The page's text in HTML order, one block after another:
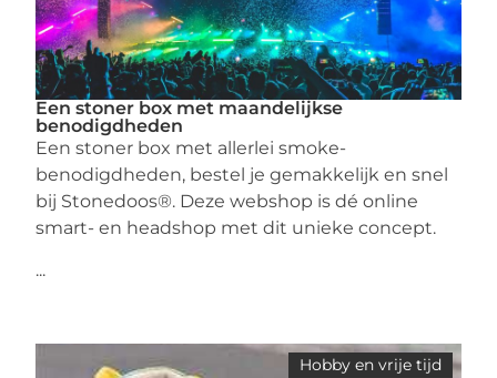
Een stoner box met maandelijkse
benodigdheden
Een stoner box met allerlei smoke-
benodigdheden, bestel je gemakkelijk en snel
bij Stonedoos®. Deze webshop is dé online
smart- en headshop met dit unieke concept.
...
Hobby en vrije tijd